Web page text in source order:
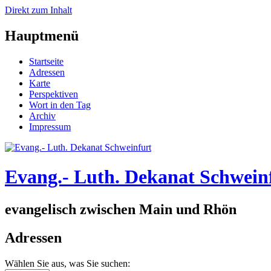
Direkt zum Inhalt
Hauptmenü
Startseite
Adressen
Karte
Perspektiven
Wort in den Tag
Archiv
Impressum
Evang.- Luth. Dekanat
evangelisch zwischen Main und Rhön
Adressen
Wählen Sie aus, was Sie suchen: